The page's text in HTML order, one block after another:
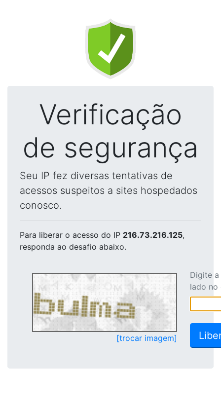
Verificação
de segurança
Seu IP fez diversas tentativas de
acessos suspeitos a sites hospedados
conosco.
Para liberar o acesso do IP 216.73.216.125,
responda ao desafio abaixo.
[trocar imagem]
Digite
lado no